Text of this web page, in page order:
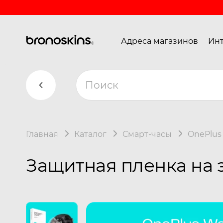
Адреса магазинов
Главная Каталог Смарт-часы OnePlus
Защитная пленка на